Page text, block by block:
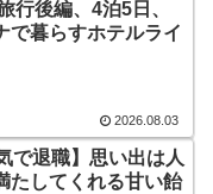
行後編、4泊5日、
で暮らすホテルライ
2026.08.03
で退職】思い出は人
たしてくれる甘い飴